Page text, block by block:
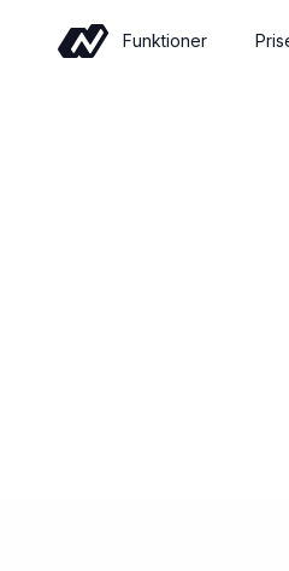
Funktioner
Sell tickets and
Revenue,